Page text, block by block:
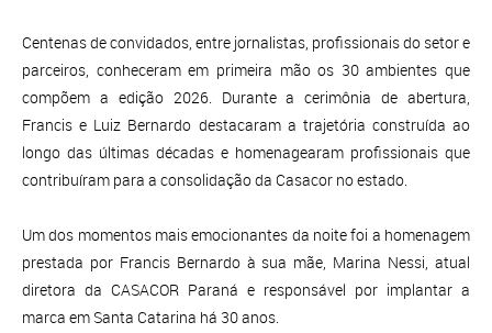
Centenas de convidados, entre jornalistas, profissionais do setor e
parceiros, conheceram em primeira mão os 30 ambientes que
compõem a edição 2026. Durante a cerimônia de abertura,
Francis e Luiz Bernardo destacaram a trajetória construída ao
longo das últimas décadas e homenagearam profissionais que
contribuíram para a consolidação da Casacor no estado.
Um dos momentos mais emocionantes da noite foi a homenagem
prestada por Francis Bernardo à sua mãe, Marina Nessi, atual
diretora da CASACOR Paraná e responsável por implantar a
marca em Santa Catarina há 30 anos.